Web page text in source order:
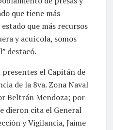
que tiene más
que más recursos
y acuícola, somos
destacó.
el Capitán de
de la 8va. Zona Naval
Beltrán Mendoza; por
dieron cita el General
y Vigilancia, Jaime